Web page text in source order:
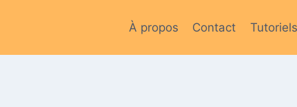
À propos Contact Tutoriels